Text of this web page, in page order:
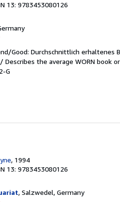
13: 9783453080126
Good: Durchschnittlich erhaltenes
Describes the average WORN book
G
, 1994
13: 9783453080126
, Salzwedel, Germany